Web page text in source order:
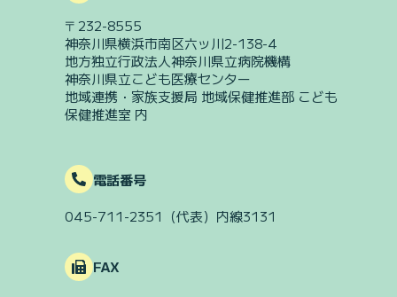
〒232-8555
神奈川県横浜市南区六ッ川2-138-4
地方独立行政法人神奈川県立病院機構
神奈川県立こども医療センター
地域連携・家族支援局 地域保健推進部 こども
保健推進室 内
電話番号
045-711-2351 （代表） 内線3131
FAX